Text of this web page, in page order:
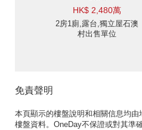
HK$ 2,480萬
2房1廁,露台,獨立屋石澳
村出售單位
免責聲明
本頁顯示的樓盤說明和相關信息均
樓盤資料。OneDay不保證或對其準